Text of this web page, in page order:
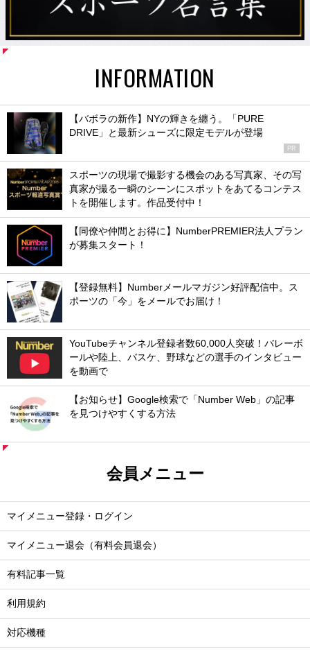
INFORMATION
【バボラの新作】NYの輝きを纏う。「PURE
DRIVE」と最新シューズに限定モデルが登場
PR
スポーツの現場で撮影する機会のある写真家、その写
真家が撮る一瞬のシーンにスポットをあてるコンテス
トを開催します。作品受付中！
【同僚や仲間とお得に】NumberPREMIER法人プラン
が募集スタート！
【登録無料】Numberメールマガジン好評配信中。ス
ポーツの「今」をメールでお届け！
YouTubeチャンネル登録者数60,000人突破！バレーボ
ールや陸上、バスケ、野球などの選手のインタビュー
を動画で
【お知らせ】Google検索で「Number Web」の記事
を見つけやすくする方法
会員メニュー
マイメニュー登録・ログイン
マイメニュー退会（有料会員退会）
有料記事一覧
利用規約
対応機種